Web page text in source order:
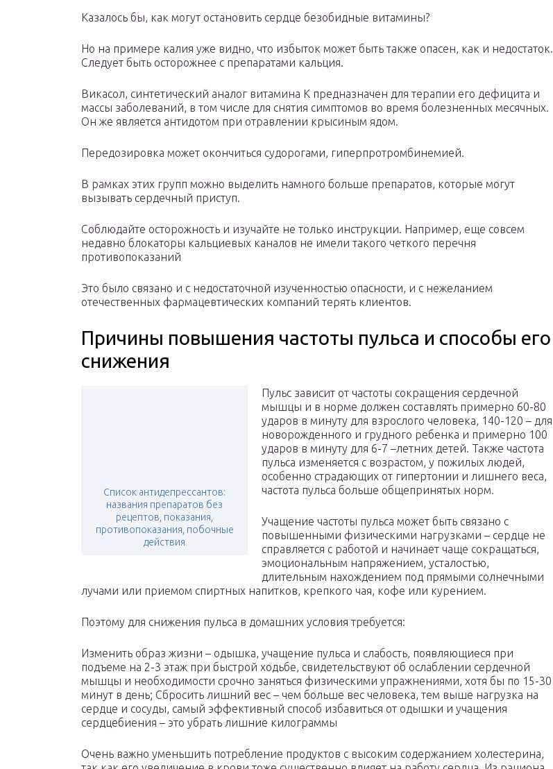
Казалось бы, как могут остановить сердце безобидные витамины?
Но на примере калия уже видно, что избыток может быть также опасен, как и недостаток.
Следует быть осторожнее с препаратами кальция.
Викасол, синтетический аналог витамина К предназначен для терапии его дефицита и
массы заболеваний, в том числе для снятия симптомов во время болезненных месячных.
Он же является антидотом при отравлении крысиным ядом.
Передозировка может окончиться судорогами, гиперпротромбинемией.
В рамках этих групп можно выделить намного больше препаратов, которые могут
вызывать сердечный приступ.
Соблюдайте осторожность и изучайте не только инструкции. Например, еще совсем
недавно блокаторы кальциевых каналов не имели такого четкого перечня
противопоказаний
Это было связано и с недостаточной изученностью опасности, и с нежеланием
отечественных фармацевтических компаний терять клиентов.
Причины повышения частоты пульса и способы его
снижения
Список антидепрессантов:
названия препаратов без
рецептов, показания,
противопоказания, побочные
действия
Пульс зависит от частоты сокращения сердечной
мышцы и в норме должен составлять примерно 60-80
ударов в минуту для взрослого человека, 140-120 – для
новорожденного и грудного ребенка и примерно 100
ударов в минуту для 6-7 –летних детей. Также частота
пульса изменяется с возрастом, у пожилых людей,
особенно страдающих от гипертонии и лишнего веса,
частота пульса больше общепринятых норм.
Учащение частоты пульса может быть связано с
повышенными физическими нагрузками – сердце не
справляется с работой и начинает чаще сокращаться,
эмоциональным напряжением, усталостью,
длительным нахождением под прямыми солнечными
лучами или приемом спиртных напитков, крепкого чая, кофе или курением.
Поэтому для снижения пульса в домашних условия требуется:
Изменить образ жизни – одышка, учащение пульса и слабость, появляющиеся при
подъеме на 2-3 этаж при быстрой ходьбе, свидетельствуют об ослаблении сердечной
мышцы и необходимости срочно заняться физическими упражнениями, хотя бы по 15-30
минут в день; Сбросить лишний вес – чем больше вес человека, тем выше нагрузка на
сердце и сосуды, самый эффективный способ избавиться от одышки и учащения
сердцебиения – это убрать лишние килограммы
Очень важно уменьшить потребление продуктов с высоким содержанием холестерина,